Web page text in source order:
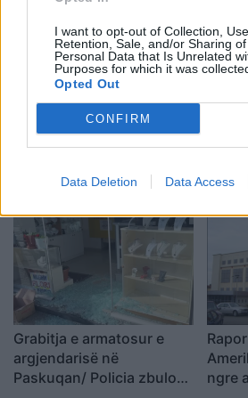
I want to opt-out of Collection, Use,
Retention, Sale, and/or Sharing
Personal Data that Is Unrelated
Purposes for which it was
Opted Out
CONFIRM
Data Deletion Data Access
Forcat e Armatosura
Transballkanikja në Vlorë
prej mbi pesë vitesh pa
autobus, preken më
shumë se 5 mijë banorë
të
SPAK
Grabitja e armatosur e
argjendarisë në
Paskuqan/ Policia zbulon
ngre